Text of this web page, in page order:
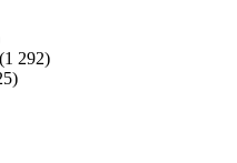
(1 292)